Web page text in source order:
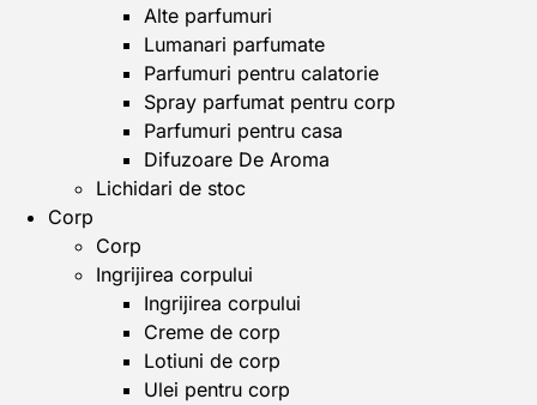
Alte parfumuri
Lumanari parfumate
Parfumuri pentru calatorie
Spray parfumat pentru corp
Parfumuri pentru casa
Difuzoare De Aroma
Lichidari de stoc
Corp
Corp
Ingrijirea corpului
Ingrijirea corpului
Creme de corp
Lotiuni de corp
Ulei pentru corp